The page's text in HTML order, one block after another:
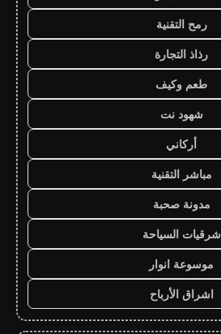
رمح التقنية
رذاذ التجارة
طعم وكيف
شهود نت
أركاني
مباشر التقنية
مدونة صحبة
شرقيات السياحة
موسوعة انوار
اشراق الأرباح